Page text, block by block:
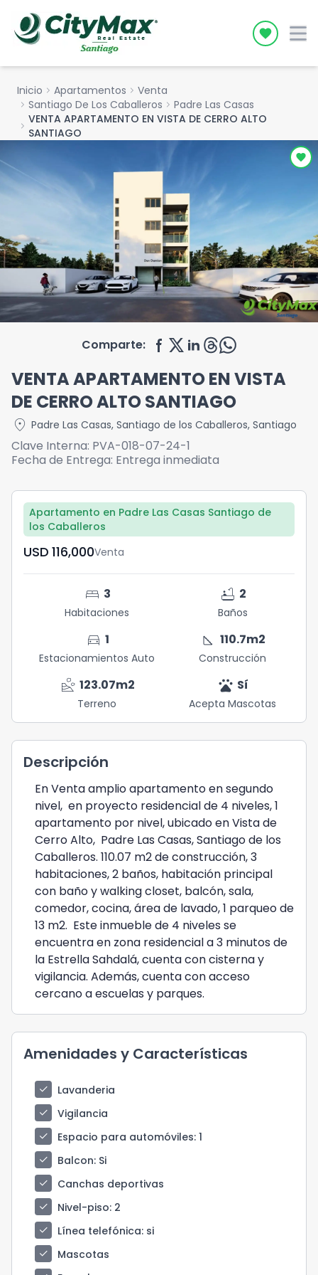
Icon
Inicio chevron_right Apartamentos chevron_right Venta
chevron_right Santiago De Los Caballeros chevron_right Padre Las Casas
chevron_right VENTA APARTAMENTO EN VISTA DE CERRO ALTO
SANTIAGO
Comparte:
VENTA APARTAMENTO EN VISTA
DE CERRO ALTO SANTIAGO
location_on Padre Las Casas, Santiago de los Caballeros, Santiago
Clave Interna: PVA-018-07-24-1
Fecha de Entrega: Entrega inmediata
Apartamento en Padre Las Casas Santiago de
los Caballeros
USD	116,000Venta
bed 3
Habitaciones
bathtub 2
Baños
directions_car 1
Estacionamientos Auto
square_foot 110.7m2
Construcción
landslide 123.07m2
Terreno
pets Sí
Acepta Mascotas
Descripción
En Venta amplio apartamento en segundo
nivel, en proyecto residencial de 4 niveles, 1
apartamento por nivel, ubicado en Vista de
Cerro Alto, Padre Las Casas, Santiago de los
Caballeros. 110.07 m2 de construcción, 3
habitaciones, 2 baños, habitación principal
con baño y walking closet, balcón, sala,
comedor, cocina, área de lavado, 1 parqueo de
13 m2. Este inmueble de 4 niveles se
encuentra en zona residencial a 3 minutos de
la Estrella Sahdalá, cuenta con cisterna y
vigilancia. Además, cuenta con acceso
cercano a escuelas y parques.
Amenidades y Características
check
Lavanderia
check
Vigilancia
check
Espacio para automóviles: 1
check
Balcon: Si
check
Canchas deportivas
check
Nivel-piso: 2
check
Línea telefónica: si
check
Mascotas